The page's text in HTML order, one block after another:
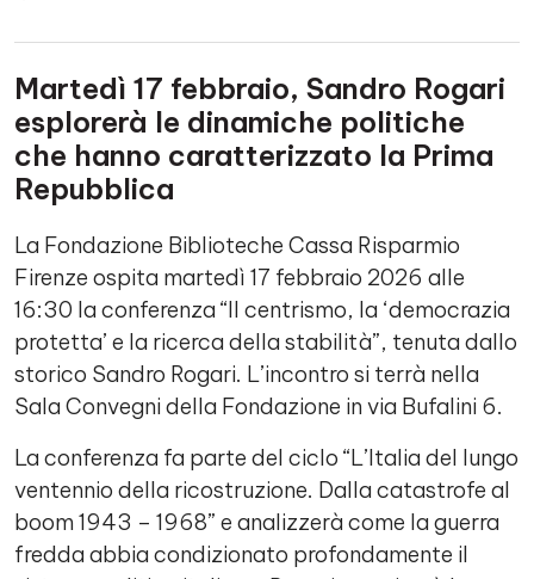
Martedì 17 febbraio, Sandro Rogari
esplorerà le dinamiche politiche
che hanno caratterizzato la Prima
Repubblica
La Fondazione Biblioteche Cassa Risparmio
Firenze ospita martedì 17 febbraio 2026 alle
16:30 la conferenza “Il centrismo, la ‘democrazia
protetta’ e la ricerca della stabilità”, tenuta dallo
storico Sandro Rogari. L’incontro si terrà nella
Sala Convegni della Fondazione in via Bufalini 6.
La conferenza fa parte del ciclo “L’Italia del lungo
ventennio della ricostruzione. Dalla catastrofe al
boom 1943 – 1968” e analizzerà come la guerra
fredda abbia condizionato profondamente il